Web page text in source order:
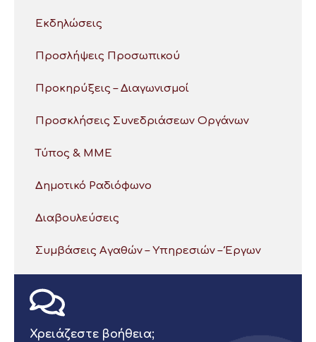
Εκδηλώσεις
Προσλήψεις Προσωπικού
Προκηρύξεις – Διαγωνισμοί
Προσκλήσεις Συνεδριάσεων Οργάνων
Τύπος & ΜΜΕ
Δημοτικό Ραδιόφωνο
Διαβουλεύσεις
Συμβάσεις Αγαθών – Υπηρεσιών – Έργων
Χρειάζεστε βοήθεια;